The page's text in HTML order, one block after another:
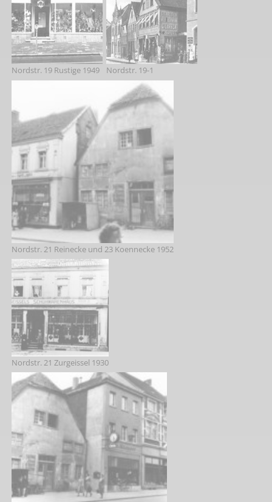
Nordstr. 19 Rustige 1949 Nordstr. 19-1
Nordstr. 21 Reinecke und 23 Koennecke 1952
Nordstr. 21 Zurgeissel 1930